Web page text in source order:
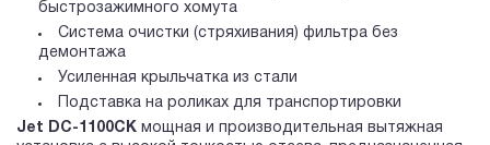
быстрозажимного хомута
Система очистки (стряхивания) фильтра без
демонтажа
Усиленная крыльчатка из стали
Подставка на роликах для транспортировки
Jet DC-1100CK мощная и производительная вытяжная